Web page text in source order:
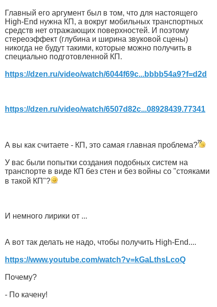
Главный его аргумент был в том, что для настоящего
High-End нужна КП, а вокруг мобильных транспортных
средств нет отражающих поверхностей. И поэтому
стереоэффект (глубина и ширина звуковой сцены)
никогда не будут такими, которые можно получить в
специально подготовленной КП.
https://dzen.ru/video/watch/6044f69c...bbbb54a9?f=d2d
https://dzen.ru/video/watch/6507d82c...08928439.77341
А вы как считаете - КП, это самая главная проблема?
У вас были попытки создания подобных систем на
транспорте в виде КП без стен и без войны со "стояками
в такой КП"?
И немного лирики от ...
А вот так делать не надо, чтобы получить High-End....
https://www.youtube.com/watch?v=kGaLthsLcoQ
Почему?
- По качену!